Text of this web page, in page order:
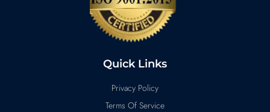
Quick Links
Privacy Policy
Terms Of Service